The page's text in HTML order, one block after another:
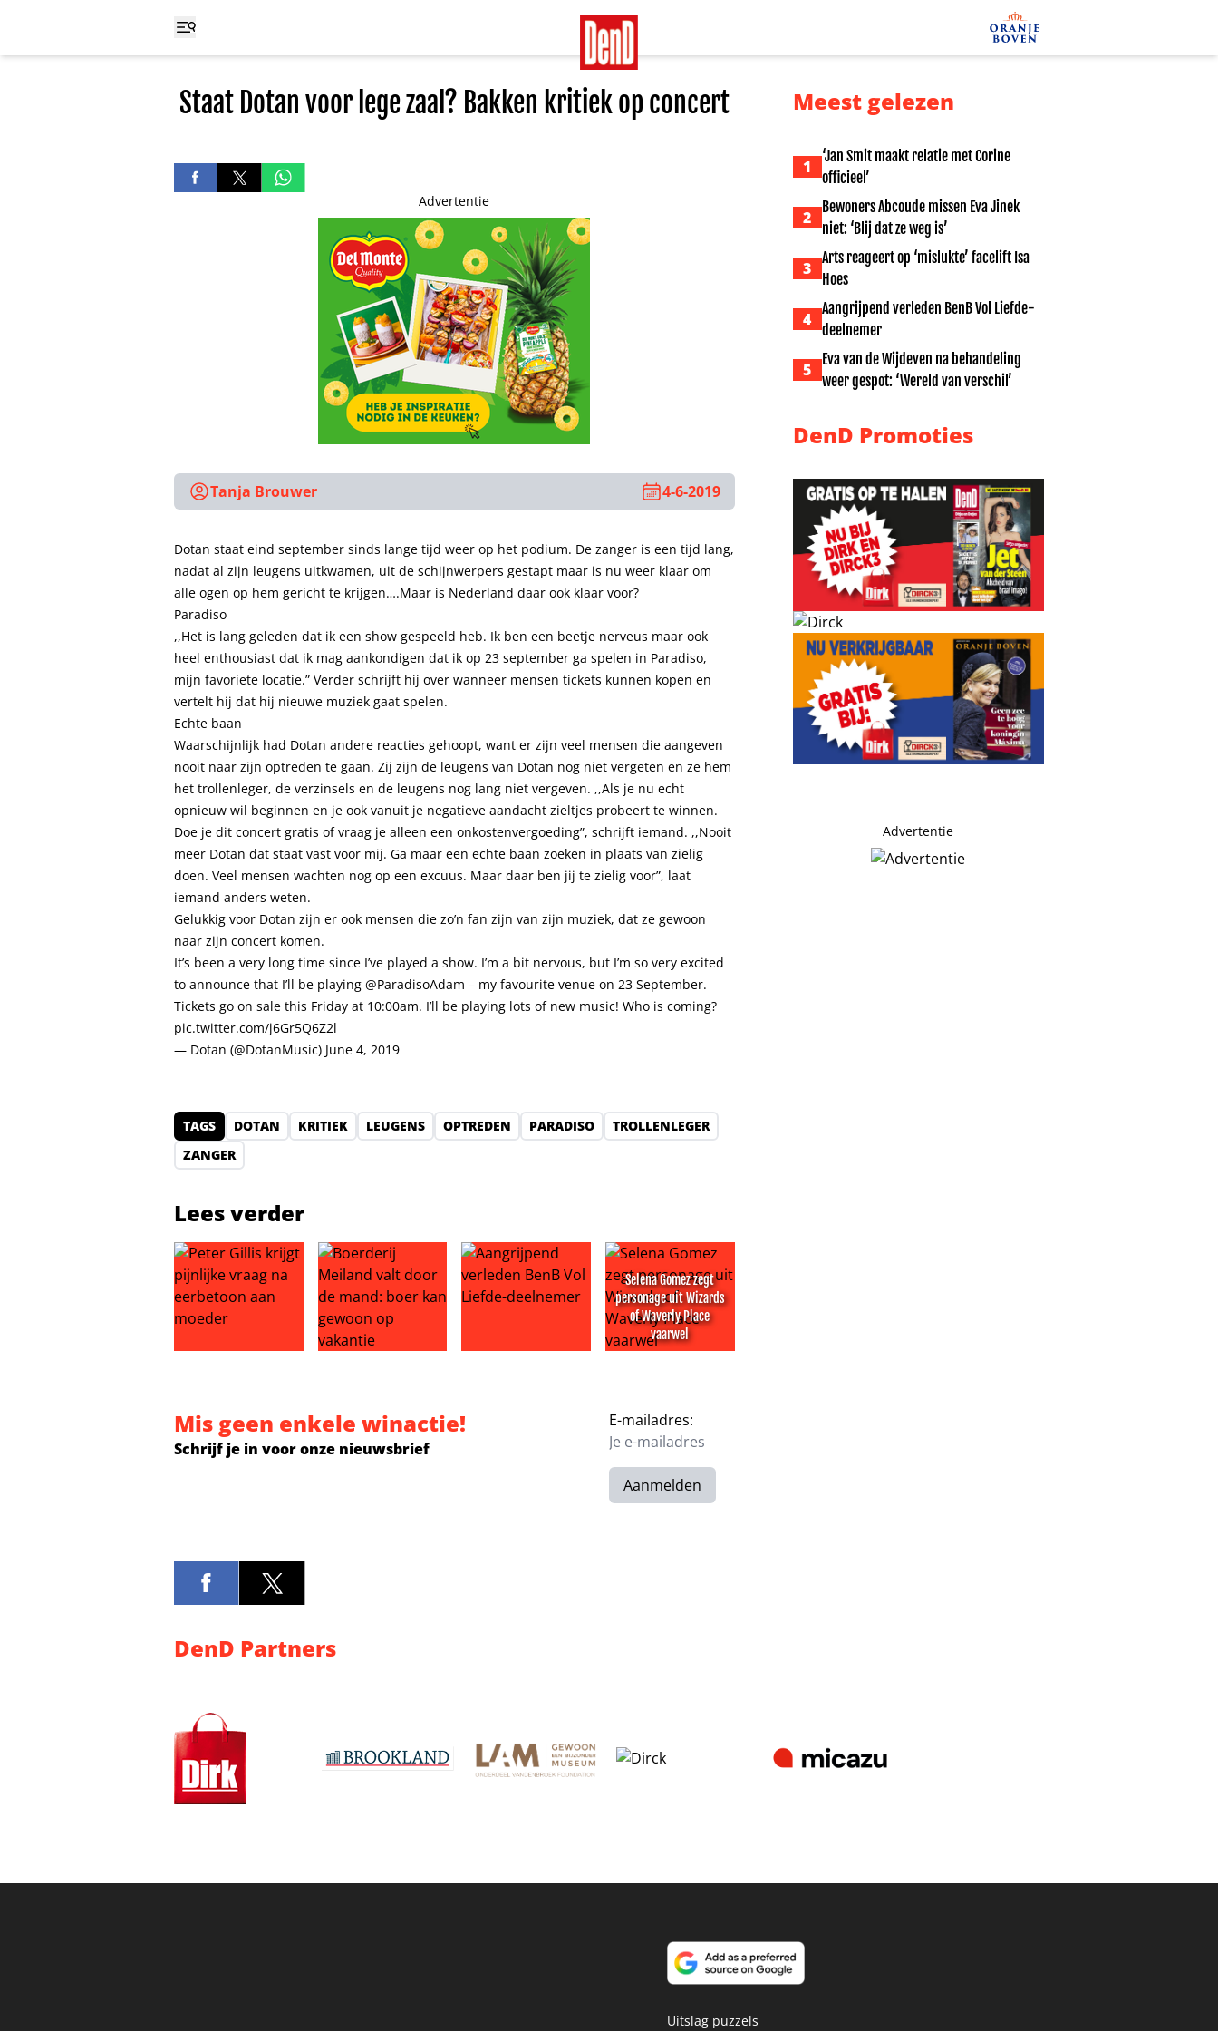
Staat Dotan voor lege zaal? Bakken kritiek op concert
Advertentie
Tanja Brouwer 4-6-2019
Dotan staat eind september sinds lange tijd weer op het podium. De zanger is een tijd lang,
nadat al zijn leugens uitkwamen, uit de schijnwerpers gestapt maar is nu weer klaar om
alle ogen op hem gericht te krijgen….Maar is Nederland daar ook klaar voor?
Paradiso
,,Het is lang geleden dat ik een show gespeeld heb. Ik ben een beetje nerveus maar ook
heel enthousiast dat ik mag aankondigen dat ik op 23 september ga spelen in Paradiso,
mijn favoriete locatie.” Verder schrijft hij over wanneer mensen tickets kunnen kopen en
vertelt hij dat hij nieuwe muziek gaat spelen.
Echte baan
Waarschijnlijk had Dotan andere reacties gehoopt, want er zijn veel mensen die aangeven
nooit naar zijn optreden te gaan. Zij zijn de leugens van Dotan nog niet vergeten en ze hem
het trollenleger, de verzinsels en de leugens nog lang niet vergeven. ,,Als je nu echt
opnieuw wil beginnen en je ook vanuit je negatieve aandacht zieltjes probeert te winnen.
Doe je dit concert gratis of vraag je alleen een onkostenvergoeding”, schrijft iemand. ,,Nooit
meer Dotan dat staat vast voor mij. Ga maar een echte baan zoeken in plaats van zielig
doen. Veel mensen wachten nog op een excuus. Maar daar ben jij te zielig voor”, laat
iemand anders weten.
Gelukkig voor Dotan zijn er ook mensen die zo’n fan zijn van zijn muziek, dat ze gewoon
naar zijn concert komen.
It’s been a very long time since I’ve played a show. I’m a bit nervous, but I’m so very excited
to announce that I’ll be playing @ParadisoAdam – my favourite venue on 23 September.
Tickets go on sale this Friday at 10:00am. I’ll be playing lots of new music! Who is coming?
pic.twitter.com/j6Gr5Q6Z2l
— Dotan (@DotanMusic) June 4, 2019
TAGS DOTAN KRITIEK LEUGENS OPTREDEN PARADISO
TROLLENLEGER
ZANGER
Lees verder
Selena Gomez zegt
personage uit Wizards
of Waverly Place
vaarwel
Meest gelezen
1
‘Jan Smit maakt relatie met Corine
officieel’
2
Bewoners Abcoude missen Eva Jinek
niet: ‘Blij dat ze weg is’
3
Arts reageert op ‘mislukte’ facelift Isa
Hoes
4
Aangrijpend verleden BenB Vol Liefde-
deelnemer
5
Eva van de Wijdeven na behandeling
weer gespot: ‘Wereld van verschil’
DenD Promoties
Advertentie
Mis geen enkele winactie!
Schrijf je in voor onze nieuwsbrief
E-mailadres:
Aanmelden
DenD Partners
Uitslag puzzels